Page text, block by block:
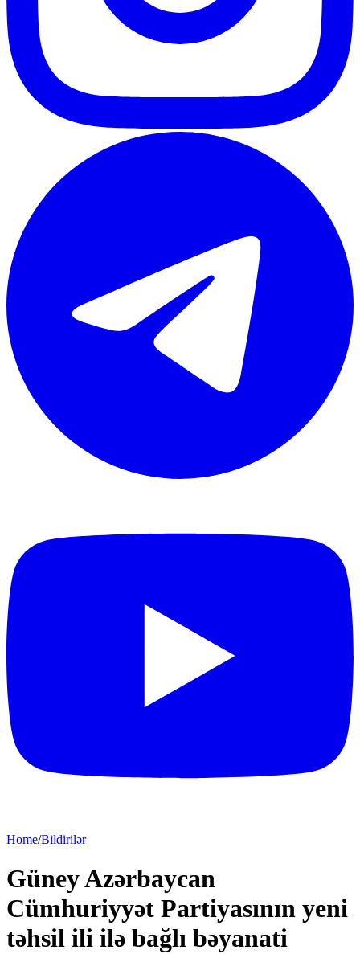
Home/Bildirilər
Güney Azərbaycan
Cümhuriyyət Partiyasının yeni
təhsil ili ilə bağlı bəyanati